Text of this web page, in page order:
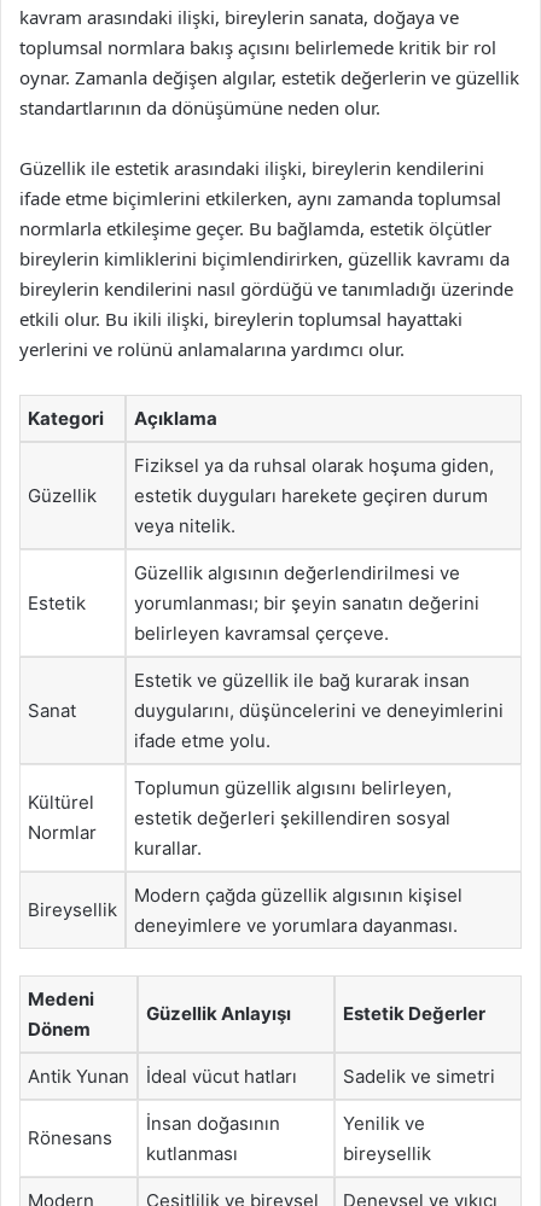
kavram arasındaki ilişki, bireylerin sanata, doğaya ve
toplumsal normlara bakış açısını belirlemede kritik bir rol
oynar. Zamanla değişen algılar, estetik değerlerin ve güzellik
standartlarının da dönüşümüne neden olur.
Güzellik ile estetik arasındaki ilişki, bireylerin kendilerini
ifade etme biçimlerini etkilerken, aynı zamanda toplumsal
normlarla etkileşime geçer. Bu bağlamda, estetik ölçütler
bireylerin kimliklerini biçimlendirirken, güzellik kavramı da
bireylerin kendilerini nasıl gördüğü ve tanımladığı üzerinde
etkili olur. Bu ikili ilişki, bireylerin toplumsal hayattaki
yerlerini ve rolünü anlamalarına yardımcı olur.
Kategori Açıklama
Güzellik
Fiziksel ya da ruhsal olarak hoşuma giden,
estetik duyguları harekete geçiren durum
veya nitelik.
Estetik
Güzellik algısının değerlendirilmesi ve
yorumlanması; bir şeyin sanatın değerini
belirleyen kavramsal çerçeve.
Sanat
Estetik ve güzellik ile bağ kurarak insan
duygularını, düşüncelerini ve deneyimlerini
ifade etme yolu.
Kültürel
Normlar
Toplumun güzellik algısını belirleyen,
estetik değerleri şekillendiren sosyal
kurallar.
Bireysellik
Modern çağda güzellik algısının kişisel
deneyimlere ve yorumlara dayanması.
Medeni
Dönem
Güzellik Anlayışı Estetik Değerler
Antik Yunan İdeal vücut hatları Sadelik ve simetri
Rönesans
İnsan doğasının
kutlanması
Yenilik ve
bireysellik
Modern
Çeşitlilik ve bireysel
Deneysel ve yıkıcı